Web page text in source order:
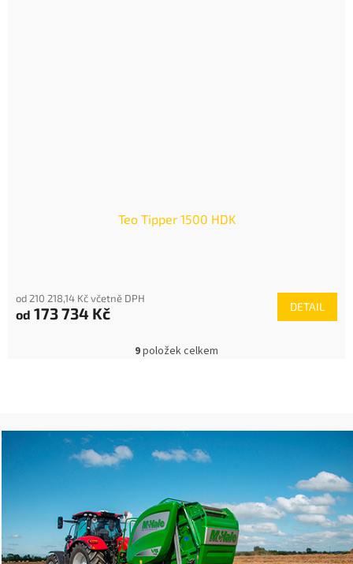
Teo Tipper 1500 HDK
od 210 218,14 Kč včetně DPH
od 173 734 Kč DETAIL
O
a
c
í
r
v
k
y
v
9položek celkem